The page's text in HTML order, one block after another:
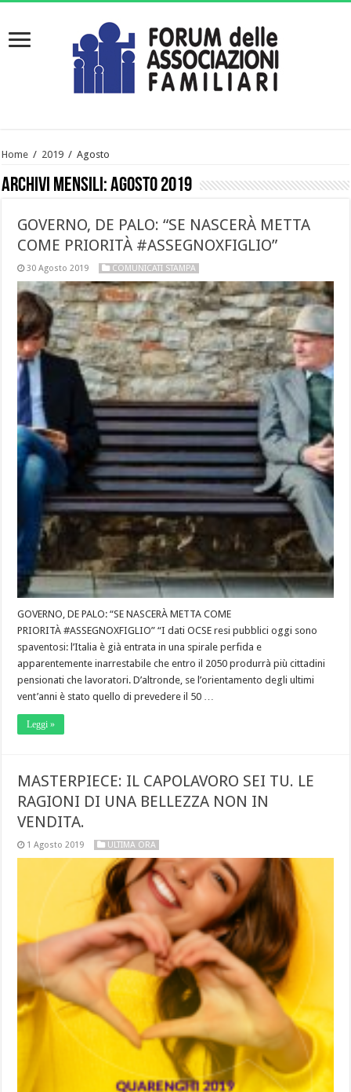
Home / 2019 / Agosto
Archivi mensili:Agosto 2019
GOVERNO, DE PALO: “SE NASCERÀ METTA
COME PRIORITÀ #ASSEGNOXFIGLIO”
30 Agosto 2019 COMUNICATI STAMPA
GOVERNO, DE PALO: “SE NASCERÀ METTA COME
PRIORITÀ #ASSEGNOXFIGLIO” “I dati OCSE resi pubblici oggi sono
spaventosi: l’Italia è già entrata in una spirale perfida e
apparentemente inarrestabile che entro il 2050 produrrà più cittadini
pensionati che lavoratori. D’altronde, se l’orientamento degli ultimi
vent’anni è stato quello di prevedere il 50 …
Leggi »
MASTERPIECE: IL CAPOLAVORO SEI TU. LE
RAGIONI DI UNA BELLEZZA NON IN
VENDITA.
1 Agosto 2019 ULTIMA ORA